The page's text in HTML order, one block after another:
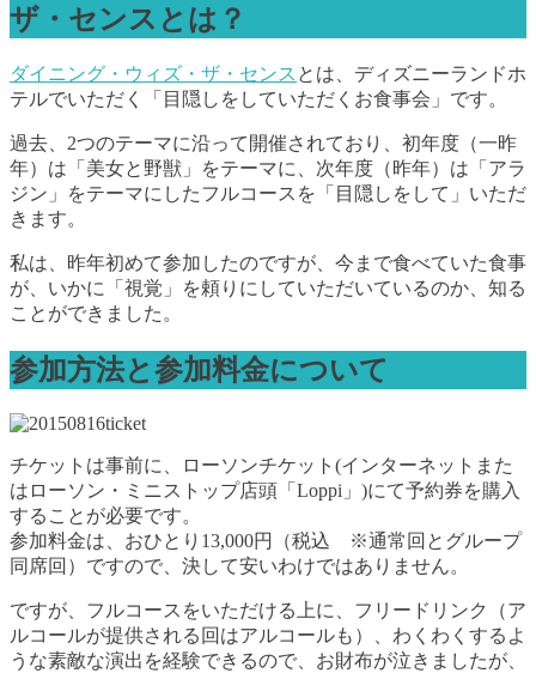
ザ・センスとは？
ダイニング・ウィズ・ザ・センス とは、ディズニーランドホ
テルでいただく「目隠しをしていただくお食事会」です。
過去、2つのテーマに沿って開催されており、初年度（一昨
年）は「美女と野獣」をテーマに、次年度（昨年）は「アラ
ジン」をテーマにしたフルコースを「目隠しをして」いただ
きます。
私は、昨年初めて参加したのですが、今まで食べていた食事
が、いかに「視覚」を頼りにしていただいているのか、知る
ことができました。
参加方法と参加料金について
チケットは事前に、ローソンチケット(インターネットまた
はローソン・ミニストップ店頭「Loppi」)にて予約券を購入
することが必要です。
参加料金は、おひとり13,000円（税込 ※通常回とグループ
同席回）ですので、決して安いわけではありません。
ですが、フルコースをいただける上に、フリードリンク（ア
ルコールが提供される回はアルコールも）、わくわくするよ
うな素敵な演出を経験できるので、お財布が泣きましたが、